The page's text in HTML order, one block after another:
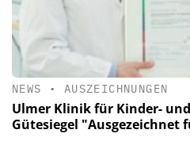
NEWS • AUSZEICHNUNGEN
Ulmer Klinik für Kinder-
Gütesiegel "Ausgezeichnet